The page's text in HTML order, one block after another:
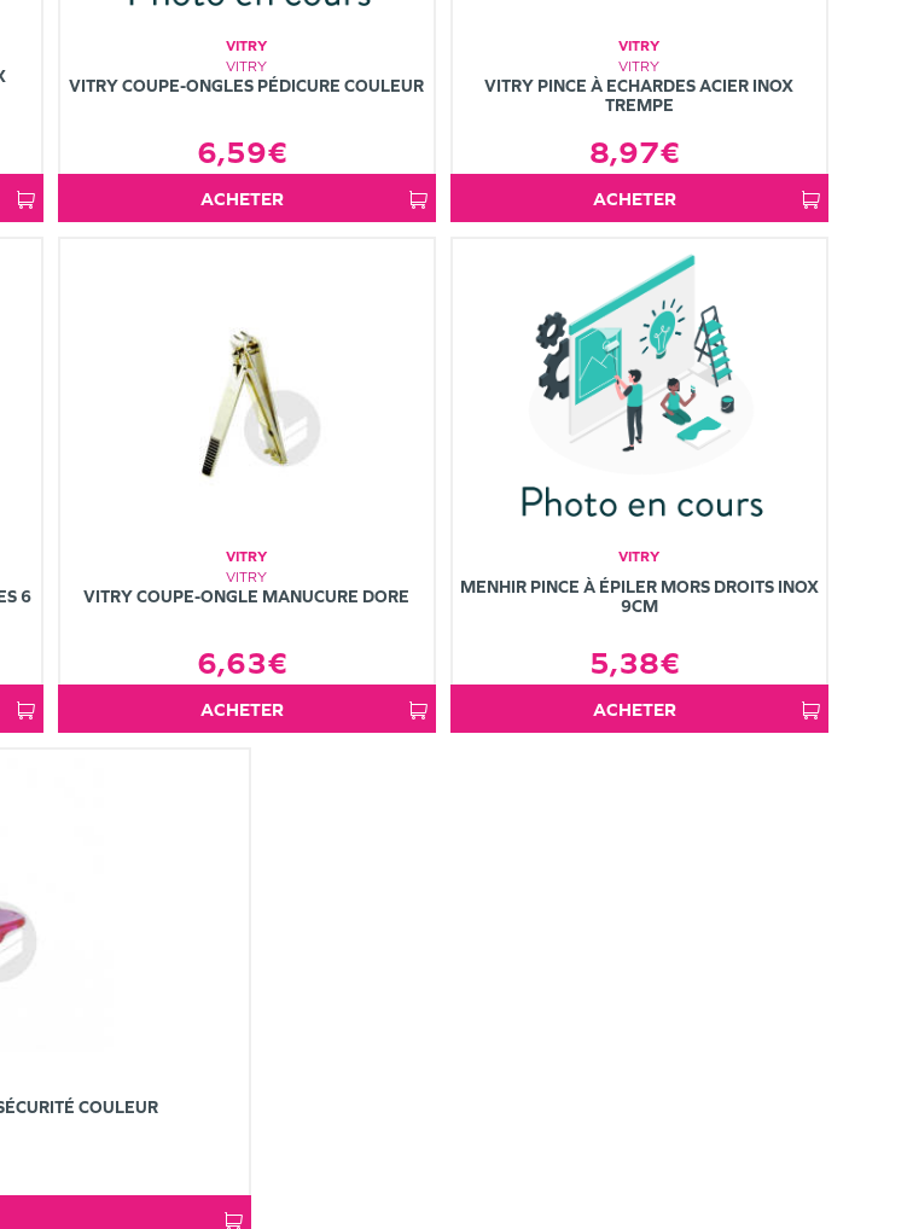
VITRY
VITRY
VITRY COUPE-ONGLES PÉDICURE COULEUR
6,59€
ACHETER
VITRY
VITRY
VITRY PINCE À ECHARDES ACIER INOX
TREMPE
8,97€
ACHETER
6
VITRY
VITRY
VITRY COUPE-ONGLE MANUCURE DORE
6,63€
ACHETER
VITRY
MENHIR PINCE À ÉPILER MORS DROITS INOX
9CM
5,38€
ACHETER
COULEUR